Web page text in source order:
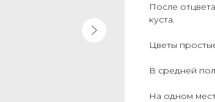
После
куста.
Цветы
В средней
На одном